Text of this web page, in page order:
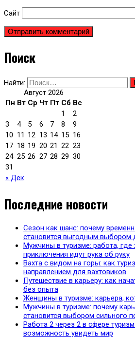
Сайт
Поиск
Найти:
Август 2026
Пн Вт Ср Чт Пт Сб Вс
« Дек
1
2
3
4 5 6 7 8
9
10 11 12 13 14 15 16
17 18 19 20 21 22 23
24 25 26 27 28 29 30
31
Последние новости
Сезон как шанс: почему
становится выгодным выбором
Мужчины в туризме: работа, где
приключения идут рука об руку
Вахта с видом на горы: как
направлением для вахтовиков
Путешествие в карьеру: как
без опыта
Женщины в туризме: карьера,
Мужчины в туризме: почему
становится выбором сильного
Работа 2 через 2 в сфере
возможность увидеть мир